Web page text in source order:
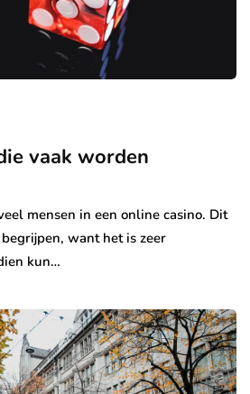
vaak worden
mensen in een online casino. Dit
want het is zeer
kun…